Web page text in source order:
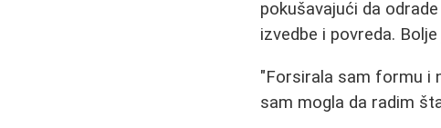
pokušavajući da
izvedbe i povreda.
"Forsirala sam formu i
sam mogla da radim